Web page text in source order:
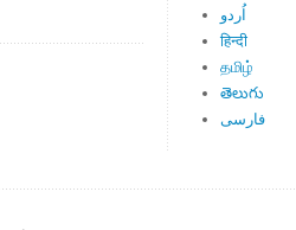
اُردو
हिन्दी
தமிழ்
తెలుగు
فارسی